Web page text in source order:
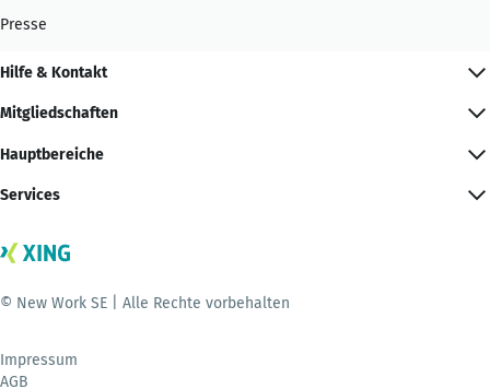
Presse
Hilfe & Kontakt
Mitgliedschaften
Hauptbereiche
Services
© New Work SE | Alle Rechte vorbehalten
Impressum
AGB